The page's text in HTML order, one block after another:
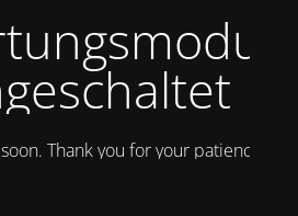
Thank you for your patience!